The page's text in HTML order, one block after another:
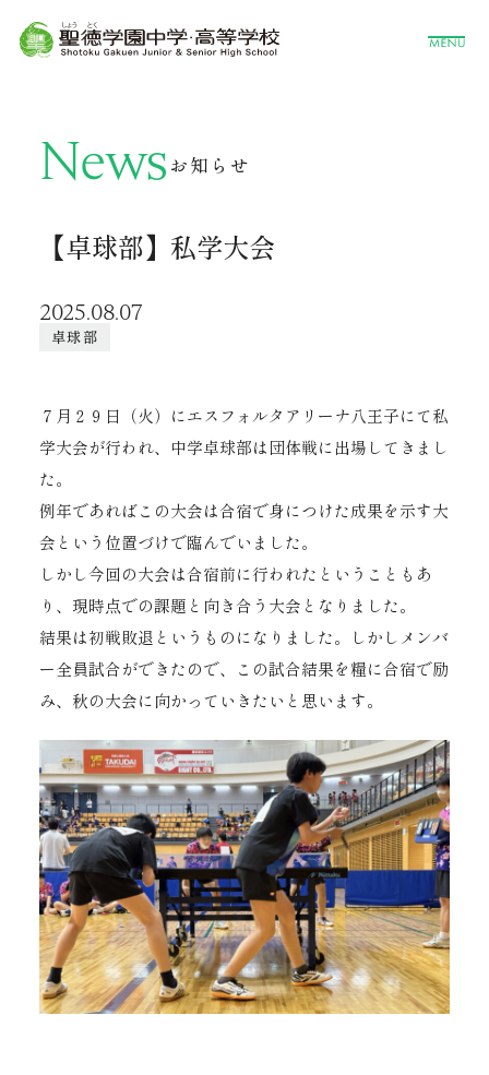
News お知らせ
【卓球部】私学大会
2025.08.07
卓球部
７月２９日（火）にエスフォルタアリーナ八王子にて私
学大会が行われ、中学卓球部は団体戦に出場してきまし
た。
例年であればこの大会は合宿で身につけた成果を示す大
会という位置づけで臨んでいました。
しかし今回の大会は合宿前に行われたということもあ
り、現時点での課題と向き合う大会となりました。
結果は初戦敗退というものになりました。しかしメンバ
ー全員試合ができたので、この試合結果を糧に合宿で励
み、秋の大会に向かっていきたいと思います。